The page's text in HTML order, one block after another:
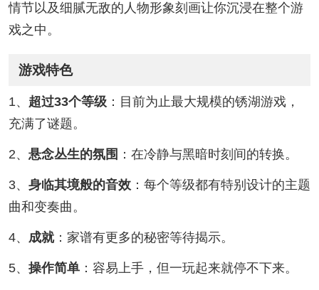
情节以及细腻无敌的人物形象刻画让你沉浸在整个游
戏之中。
游戏特色
1、 超过33个等级：目前为止最大规模的锈湖游戏，
充满了谜题。
2、 悬念丛生的氛围 ：在冷静与黑暗时刻间的转换。
3、 身临其境般的音效：每个等级都有特别设计的主题
曲和变奏曲。
4、 成就：家谱有更多的秘密等待揭示。
5、 操作简单：容易上手，但一玩起来就停不下来。